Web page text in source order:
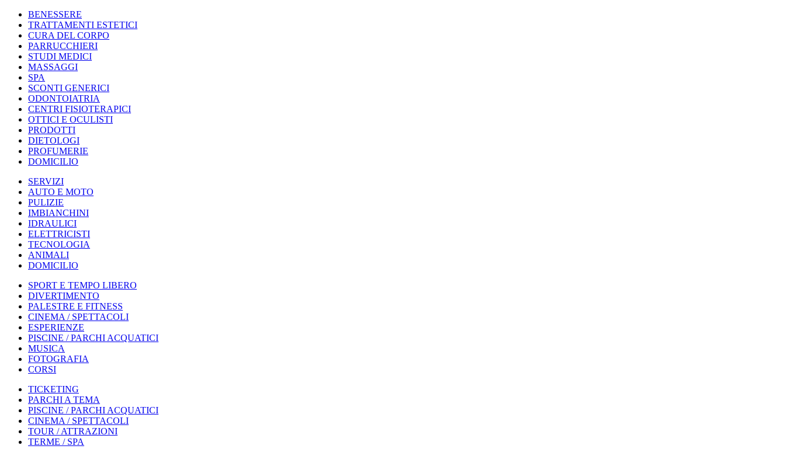
BENESSERE
TRATTAMENTI ESTETICI
CURA DEL CORPO
PARRUCCHIERI
STUDI MEDICI
MASSAGGI
SPA
SCONTI GENERICI
ODONTOIATRIA
CENTRI FISIOTERAPICI
OTTICI E OCULISTI
PRODOTTI
DIETOLOGI
PROFUMERIE
DOMICILIO
SERVIZI
AUTO E MOTO
PULIZIE
IMBIANCHINI
IDRAULICI
ELETTRICISTI
TECNOLOGIA
ANIMALI
DOMICILIO
SPORT E TEMPO LIBERO
DIVERTIMENTO
PALESTRE E FITNESS
CINEMA / SPETTACOLI
ESPERIENZE
PISCINE / PARCHI ACQUATICI
MUSICA
FOTOGRAFIA
CORSI
TICKETING
PARCHI A TEMA
PISCINE / PARCHI ACQUATICI
CINEMA / SPETTACOLI
TOUR / ATTRAZIONI
TERME / SPA